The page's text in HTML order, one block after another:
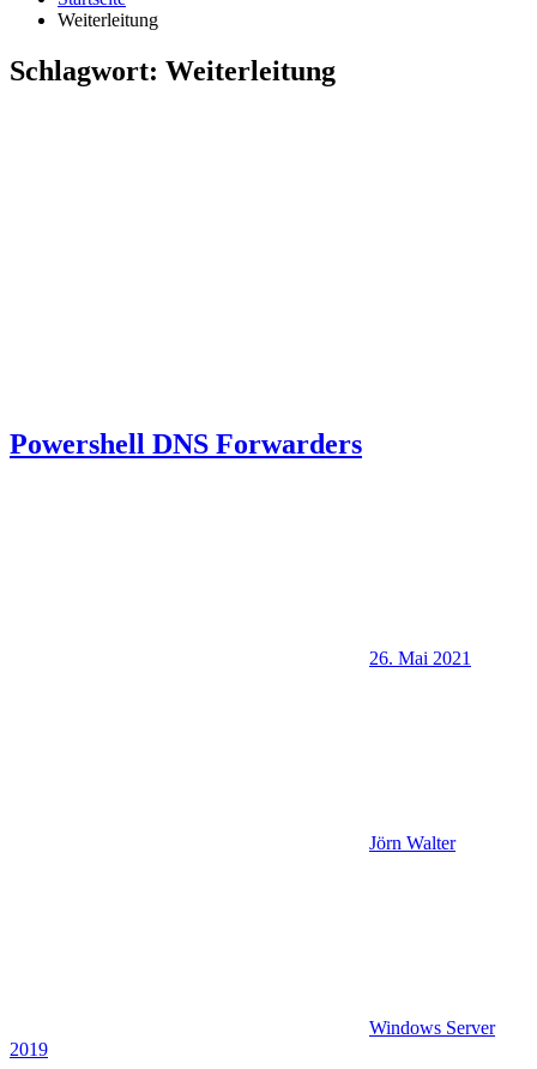
Weiterleitung
Schlagwort: Weiterleitung
Powershell DNS Forwarders
26. Mai 2021
Jörn Walter
Windows Server
2019